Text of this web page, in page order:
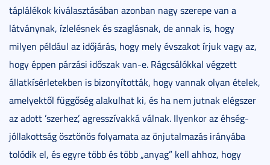
táplálékok kiválasztásában azonban nagy szerepe van a
látványnak, ízlelésnek és szaglásnak, de annak is, hogy
milyen például az időjárás, hogy mely évszakot írjuk vagy az,
hogy éppen párzási időszak van-e. Rágcsálókkal végzett
állatkísérletekben is bizonyították, hogy vannak olyan ételek,
amelyektől függőség alakulhat ki, és ha nem jutnak elégszer
az adott ’szerhez’, agresszívakká válnak. Ilyenkor az éhség-
jóllakottság ösztönös folyamata az önjutalmazás irányába
tolódik el, és egyre több és több „anyag” kell ahhoz, hogy